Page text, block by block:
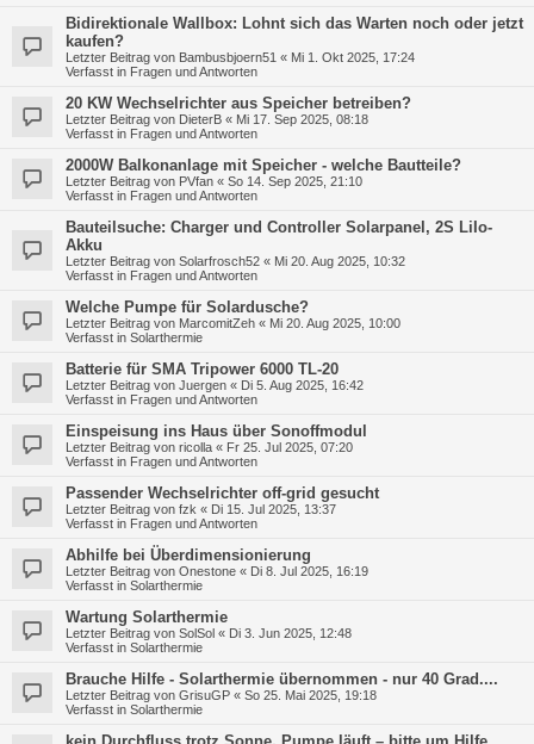
Bidirektionale Wallbox: Lohnt sich das Warten noch oder jetzt
kaufen?
Letzter Beitrag von Bambusbjoern51 « Mi 1. Okt 2025, 17:24
Verfasst in Fragen und Antworten
20 KW Wechselrichter aus Speicher betreiben?
Letzter Beitrag von DieterB « Mi 17. Sep 2025, 08:18
Verfasst in Fragen und Antworten
2000W Balkonanlage mit Speicher - welche Bautteile?
Letzter Beitrag von PVfan « So 14. Sep 2025, 21:10
Verfasst in Fragen und Antworten
Bauteilsuche: Charger und Controller Solarpanel, 2S LiIo-
Akku
Letzter Beitrag von Solarfrosch52 « Mi 20. Aug 2025, 10:32
Verfasst in Fragen und Antworten
Welche Pumpe für Solardusche?
Letzter Beitrag von MarcomitZeh « Mi 20. Aug 2025, 10:00
Verfasst in Solarthermie
Batterie für SMA Tripower 6000 TL-20
Letzter Beitrag von Juergen « Di 5. Aug 2025, 16:42
Verfasst in Fragen und Antworten
Einspeisung ins Haus über Sonoffmodul
Letzter Beitrag von ricolla « Fr 25. Jul 2025, 07:20
Verfasst in Fragen und Antworten
Passender Wechselrichter off-grid gesucht
Letzter Beitrag von fzk « Di 15. Jul 2025, 13:37
Verfasst in Fragen und Antworten
Abhilfe bei Überdimensionierung
Letzter Beitrag von Onestone « Di 8. Jul 2025, 16:19
Verfasst in Solarthermie
Wartung Solarthermie
Letzter Beitrag von SolSol « Di 3. Jun 2025, 12:48
Verfasst in Solarthermie
Brauche Hilfe - Solarthermie übernommen - nur 40 Grad....
Letzter Beitrag von GrisuGP « So 25. Mai 2025, 19:18
Verfasst in Solarthermie
kein Durchfluss trotz Sonne, Pumpe läuft – bitte um Hilfe